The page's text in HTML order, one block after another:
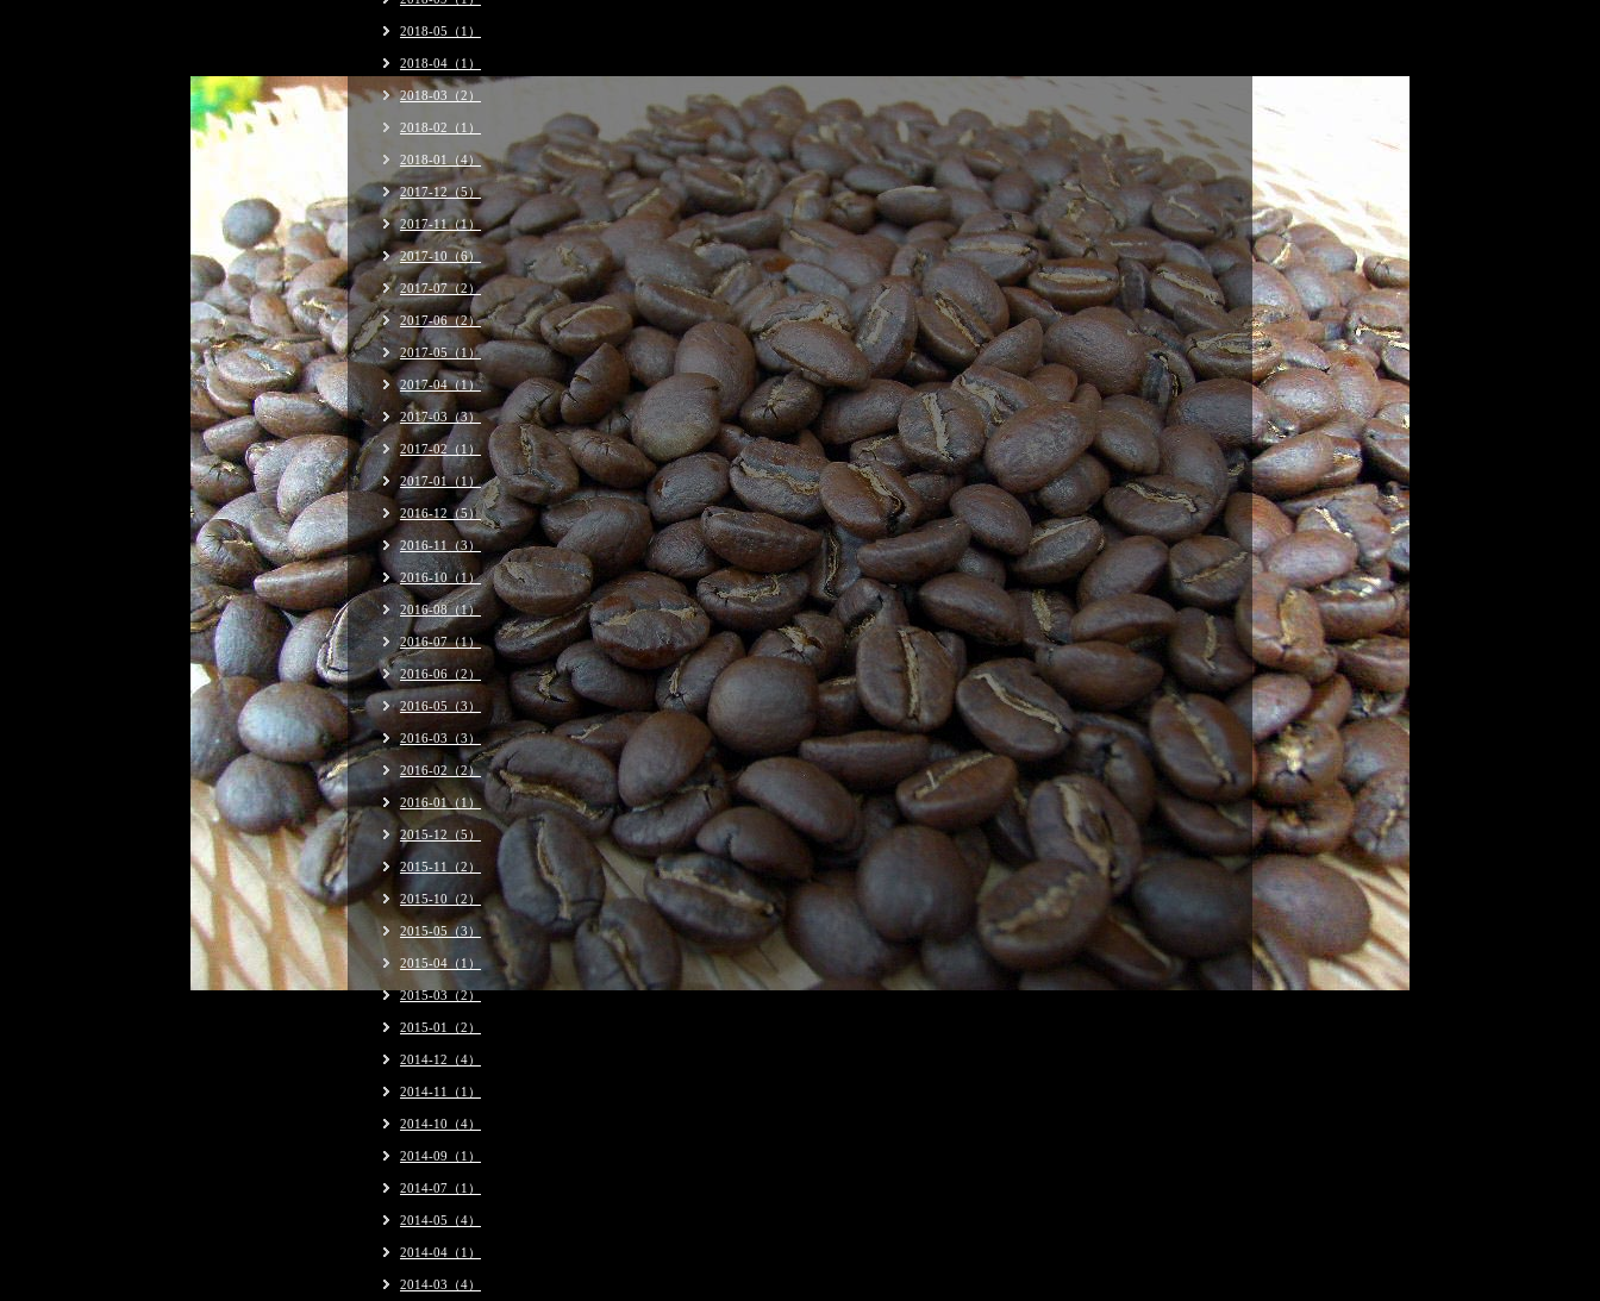
2018-05（1）
2018-04（1）
2018-03（2）
2018-02（1）
2018-01（4）
2017-12（5）
2017-11（1）
2017-10（6）
2017-07（2）
2017-06（2）
2017-05（1）
2017-04（1）
2017-03（3）
2017-02（1）
2017-01（1）
2016-12（5）
2016-11（3）
2016-10（1）
2016-08（1）
2016-07（1）
2016-06（2）
2016-05（3）
2016-03（3）
2016-02（2）
2016-01（1）
2015-12（5）
2015-11（2）
2015-10（2）
2015-05（3）
2015-04（1）
2015-03（2）
2015-01（2）
2014-12（4）
2014-11（1）
2014-10（4）
2014-09（1）
2014-07（1）
2014-05（4）
2014-04（1）
2014-03（4）